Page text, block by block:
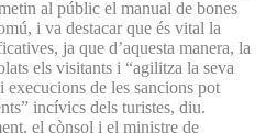
al públic el manual de bones
i va destacar que és vital la
ja que d’aquesta manera, la
els visitants i “agilitza la seva
execucions de les sancions pot
incívics dels turistes, diu.
el cònsol i el ministre de